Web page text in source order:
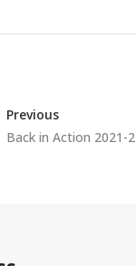
Previous
Back in Action 2021-